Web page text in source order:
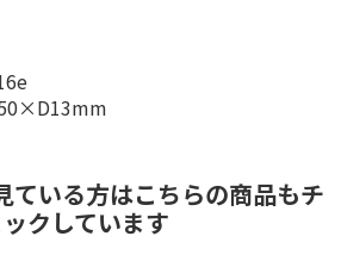
ている方はこちらの商品もチ
クしています